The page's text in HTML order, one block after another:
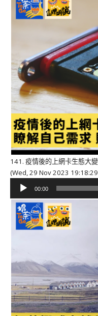
器
141. 疫情後的上網卡生態大
(Wed, 29 Nov 2023 19:18:29
播
器
00:00